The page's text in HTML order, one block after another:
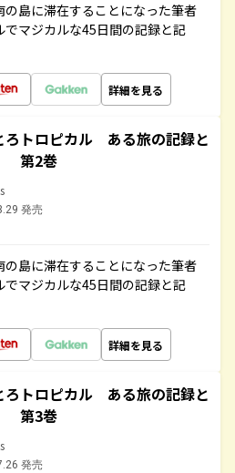
島に滞在することになった筆者
マジカルな45日間の記録と記
詳細を見る
ろトロピカル ある旅の記録と
第2巻
発売
島に滞在することになった筆者
マジカルな45日間の記録と記
詳細を見る
ろトロピカル ある旅の記録と
第3巻
発売